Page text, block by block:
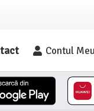
Contul